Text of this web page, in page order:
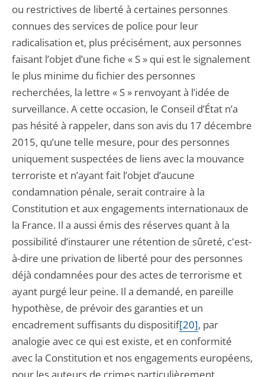
ou restrictives de liberté à certaines personnes
connues des services de police pour leur
radicalisation et, plus précisément, aux personnes
faisant l’objet d’une fiche « S » qui est le signalement
le plus minime du fichier des personnes
recherchées, la lettre « S » renvoyant à l’idée de
surveillance. A cette occasion, le Conseil d’État n’a
pas hésité à rappeler, dans son avis du 17 décembre
2015, qu’une telle mesure, pour des personnes
uniquement suspectées de liens avec la mouvance
terroriste et n’ayant fait l’objet d’aucune
condamnation pénale, serait contraire à la
Constitution et aux engagements internationaux de
la France. Il a aussi émis des réserves quant à la
possibilité d’instaurer une rétention de sûreté, c'est-
à-dire une privation de liberté pour des personnes
déjà condamnées pour des actes de terrorisme et
ayant purgé leur peine. Il a demandé, en pareille
hypothèse, de prévoir des garanties et un
encadrement suffisants du dispositif[20], par
analogie avec ce qui est existe, et en conformité
avec la Constitution et nos engagements européens,